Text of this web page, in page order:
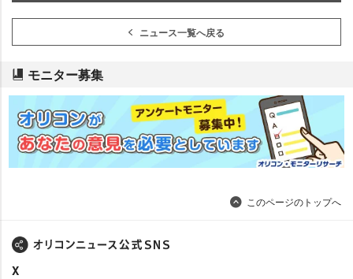
ニュース一覧へ戻る
モニター募集
このページのトップへ
X